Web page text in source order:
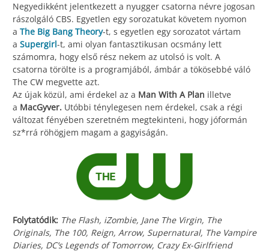
Negyedikként jelentkezett a nyugger csatorna névre jogosan
rászolgáló CBS. Egyetlen egy sorozatukat követem nyomon
a The Big Bang Theory-t, s egyetlen egy sorozatot vártam
a Supergirl-t, ami olyan fantasztikusan ocsmány lett
számomra, hogy első rész nekem az utolsó is volt. A
csatorna törölte is a programjából, ámbár a tökösebbé váló
The CW megvette azt.
Az újak közül, ami érdekel az a Man With A Plan illetve
a MacGyver. Utóbbi ténylegesen nem érdekel, csak a régi
változat fényében szeretném megtekinteni, hogy jóformán
sz*rrá röhögjem magam a gagyiságán.
Folytatódik: The Flash, iZombie, Jane The Virgin, The
Originals, The 100, Reign, Arrow, Supernatural, The Vampire
Diaries, DC’s Legends of Tomorrow, Crazy Ex-Girlfriend